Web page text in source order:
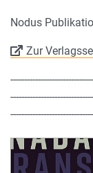
Nodus
Zur